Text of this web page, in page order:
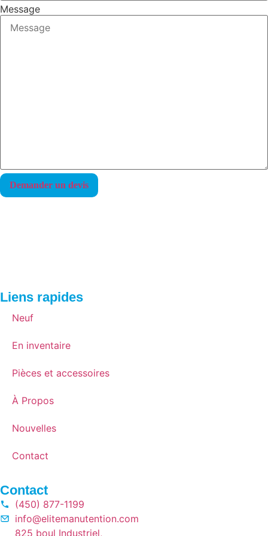
Message
Liens rapides
Neuf
En inventaire
Pièces et accessoires
À Propos
Nouvelles
Contact
Contact
(450) 877-1199
info@elitemanutention.com
825 boul Industriel,